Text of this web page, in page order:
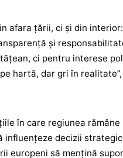
afara ţării, ci şi din
şi
ci pentru interese
hartă, dar gri în
în care regiunea rămâne
decizii
europeni să mențină